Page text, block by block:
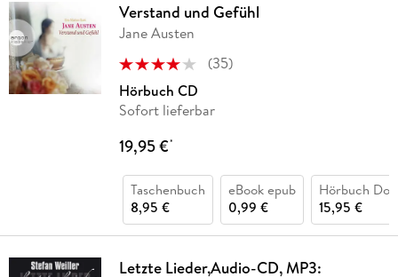
Verstand und Gefühl
Jane Austen
(35)
Hörbuch CD
Sofort lieferbar
19,95 €*
Taschenbuch
8,95 €
eBook epub
0,99 €
Hörbuch
15,95 €
Letzte Lieder,Audio-CD, MP3: